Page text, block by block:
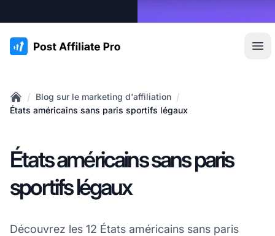
:site.title
Home
/ Blog sur le marketing d'affiliation /
États américains sans paris sportifs légaux
États américains sans paris
sportifs légaux
Découvrez les 12 États américains sans paris